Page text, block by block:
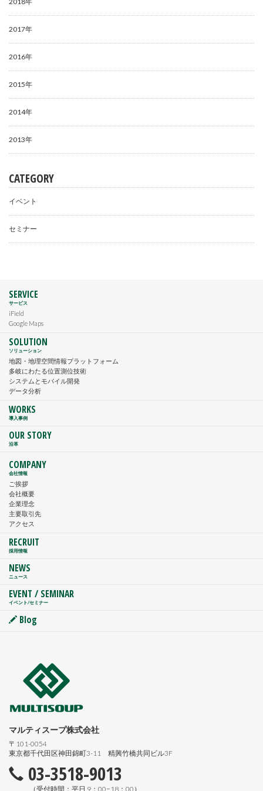
2017年
2016年
2015年
2014年
2013年
CATEGORY
イベント
セミナー
SERVICE
サービス
iField
Google Maps
SOLUTION
ソリューション
地図・地理空間情報プラットフォーム
多岐にわたる位置測位技術
システムとモバイル開発
データ分析
WORKS
導入事例
OUR STORY
沿革
COMPANY
会社情報
ご挨拶
会社概要
企業理念
主要取引先
アクセス
RECRUIT
採用情報
NEWS
ニュース
EVENT / SEMINAR
イベント/セミナー
Blog
マルティスープ株式会社
〒101-0054
東京都千代田区神田錦町3-11 精興竹橋共同ビル3F
03-3518-9013
（受付時間：平日 9：00−18：00）